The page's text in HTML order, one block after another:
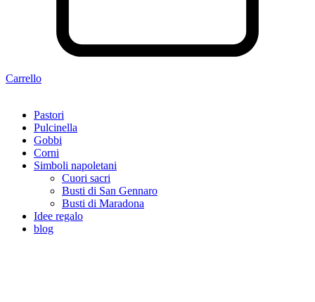
Carrello
Pastori
Pulcinella
Gobbi
Corni
Simboli napoletani
Cuori sacri
Busti di San Gennaro
Busti di Maradona
Idee regalo
blog